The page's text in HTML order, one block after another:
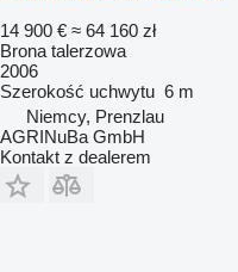
14 900 € ≈ 64 160 zł
Brona talerzowa
2006
Szerokość uchwytu 6 m
Niemcy, Prenzlau
AGRINuBa GmbH
Kontakt z dealerem